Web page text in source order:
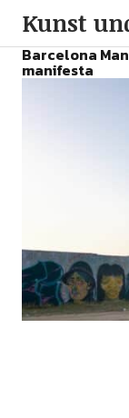
Kunst
Barcelona
manifesta